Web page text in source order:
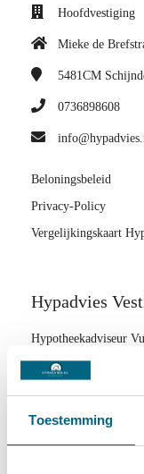
Toestemming
Hoofdvestiging
Mieke de
5481CM
0736898608
Beloningsbeleid
Privacy-Policy
Vergelijkingskaart
Hypadvies
Hypotheekadviseur
Hypotheekadviseur
Hypotheekadviseur
Hypotheekadviseur
Hypotheekadviseur